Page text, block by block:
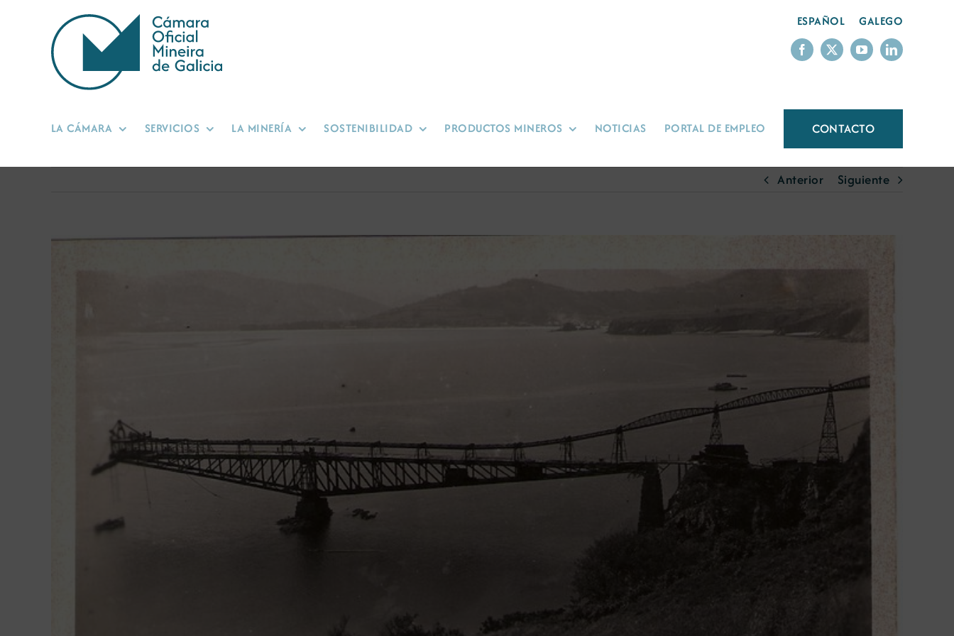
contenido
ESPAÑOL GALEGO
LA CÁMARA SERVICIOS LA MINERÍA SOSTENIBILIDAD PRODUCTOS MINEROS NOTICIAS PORTAL DE EMPLEO CONTACTO
Anterior Siguiente
Ver